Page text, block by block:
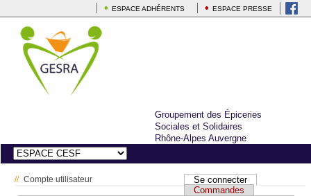
ESPACE ADHÉRENTS ESPACE PRESSE
Groupement des Épiceries
Sociales et Solidaires
Rhône-Alpes Auvergne
Vous êtes ici
Compte utilisateur
Onglets principaux
Se connecter(onglet actif)
Commandes